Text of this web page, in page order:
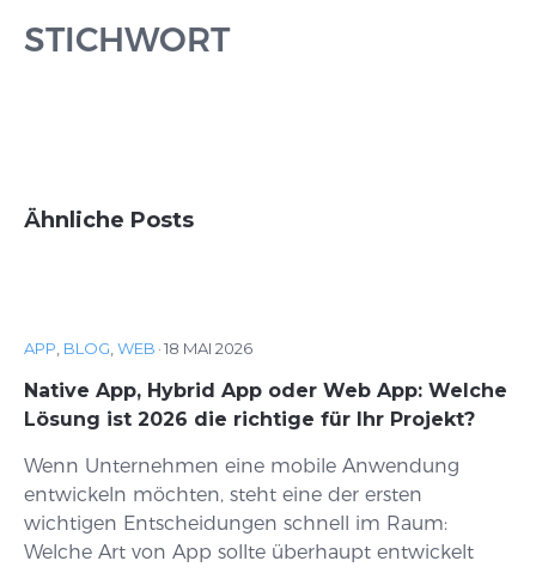
STICHWORT
Ähnliche Posts
APP BLOG WEB ·18 MAI 2026
Native App, Hybrid App oder Web App: Welche
Lösung ist 2026 die richtige für Ihr Projekt?
Wenn Unternehmen eine mobile Anwendung
entwickeln möchten, steht eine der ersten
wichtigen Entscheidungen schnell im Raum:
Welche Art von App sollte überhaupt entwickelt